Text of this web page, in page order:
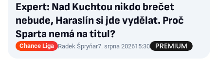
Expert: Nad Kuchtou nikdo brečet
nebude, Haraslín si jde vydělat. Proč
Sparta nemá na titul?
Chance Liga Radek Špryňar7. srpna 202615:30